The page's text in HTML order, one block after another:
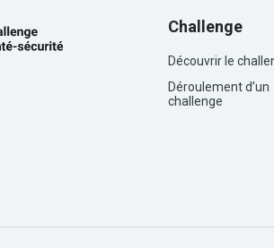
Challenge
Découvrir le
Déroulement d’un
challenge